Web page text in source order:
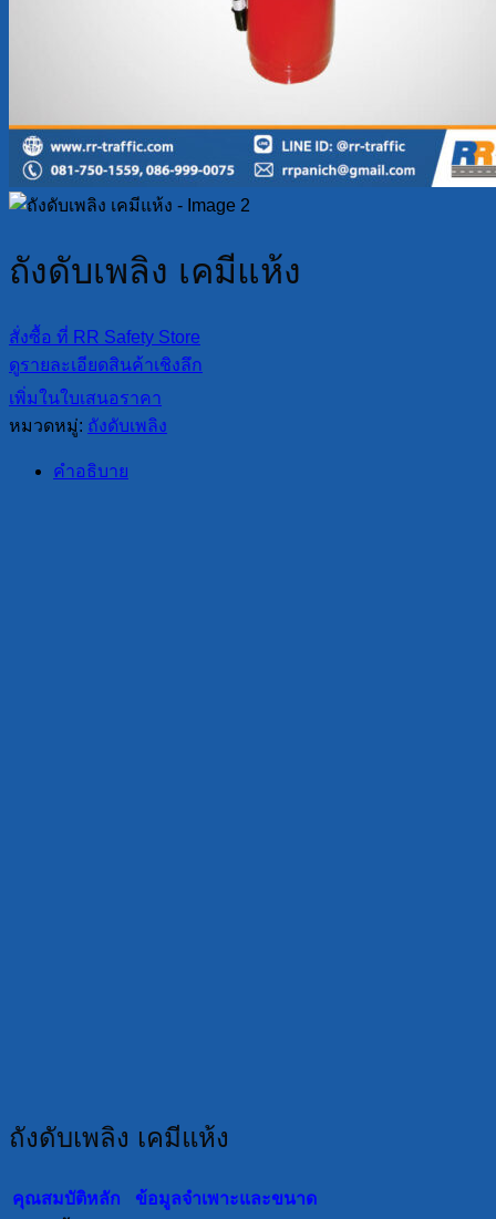
ถังดับเพลิง เคมีแห้ง
สั่งซื้อ ที่ RR Safety Store
ดูรายละเอียดสินค้าเชิงลึก
เพิ่มในใบเสนอราคา
หมวดหมู่: ถังดับเพลิง
คำอธิบาย
ถังดับเพลิง เคมีแห้ง
คุณสมบัติหลัก
ข้อมูลจำเพาะและขนาด